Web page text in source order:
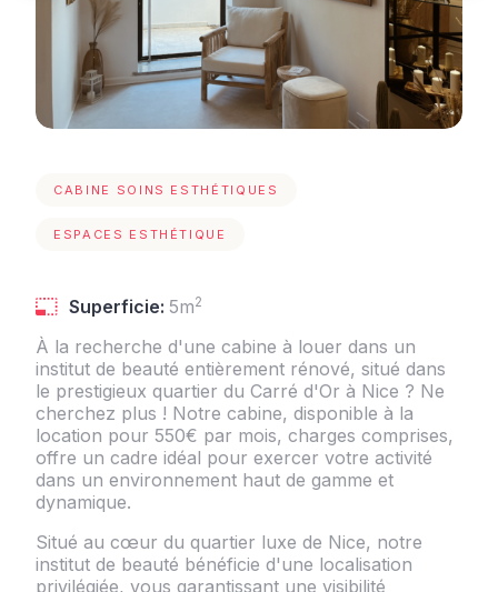
CABINE SOINS ESTHÉTIQUES
ESPACES ESTHÉTIQUE
Superficie: 5m2
À la recherche d'une cabine à louer dans un
institut de beauté entièrement rénové, situé dans
le prestigieux quartier du Carré d'Or à Nice ? Ne
cherchez plus ! Notre cabine, disponible à la
location pour 550€ par mois, charges comprises,
offre un cadre idéal pour exercer votre activité
dans un environnement haut de gamme et
dynamique.
Situé au cœur du quartier luxe de Nice, notre
institut de beauté bénéficie d'une localisation
privilégiée, vous garantissant une visibilité